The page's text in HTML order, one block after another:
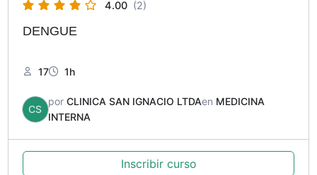
4.00 (2)
DENGUE
17 1h
CS
por CLINICA SAN IGNACIO LTDAen MEDICINA
INTERNA
Inscribir curso